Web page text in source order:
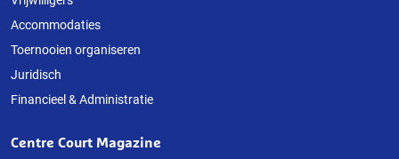
Accommodaties
Toernooien organiseren
Juridisch
Financieel & Administratie
Centre Court Magazine